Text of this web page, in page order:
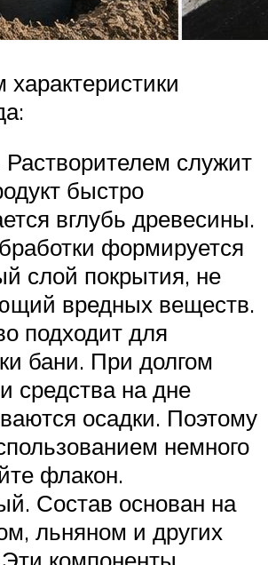
служит
быстро
вглубь древесины.
формируется
слой покрытия, не
вредных веществ.
подходит для
бани. При долгом
средства на дне
осадки. Поэтому
немного
флакон.
Состав основан на
льняном и других